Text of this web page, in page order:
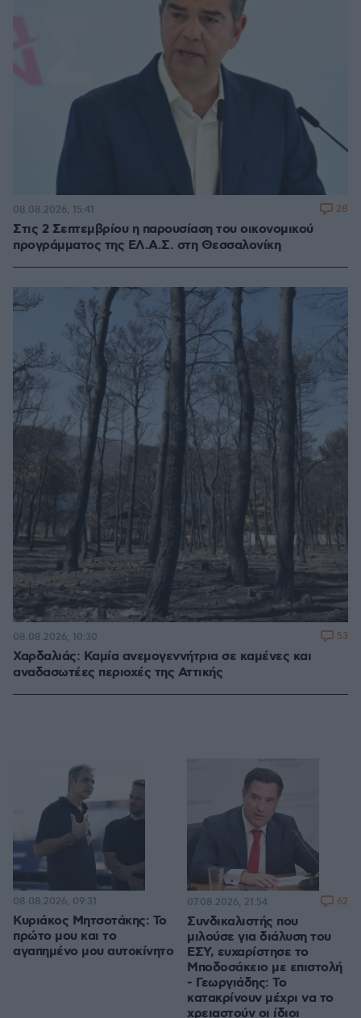
Στις 2 Σεπτεμβρίου η παρουσίαση του οικονομικού
προγράμματος της ΕΛ.Α.Σ. στη Θεσσαλονίκη
08.08.2026, 15:41 28
Χαρδαλιάς: Καμία ανεμογεννήτρια σε καμένες και
αναδασωτέες περιοχές της Αττικής
08.08.2026, 10:30 53
Κυριάκος Μητσοτάκης: Το
πρώτο μου και το
αγαπημένο μου αυτοκίνητο
08.08.2026, 09:31
Συνδικαλιστής που
μιλούσε για διάλυση του
ΕΣΥ, ευχαρίστησε το
Μποδοσάκειο με επιστολή
- Γεωργιάδης: Το
κατακρίνουν μέχρι να το
χρειαστούν οι ίδιοι
07.08.2026, 21:54 62